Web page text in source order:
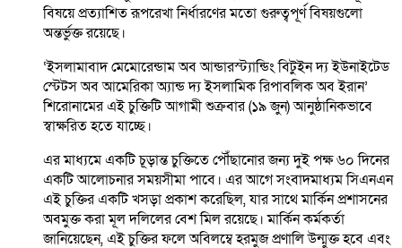
বিষয়ে প্রত্যাশিত রূপরেখা নির্ধারণের মতো গুরুত্বপূর্ণ বিষয়গুলো
অন্তর্ভুক্ত রয়েছে।
‘ইসলামাবাদ মেমোরেন্ডাম অব আন্ডারস্ট্যান্ডিং বিটুইন দ্য ইউনাইটেড
স্টেটস অব আমেরিকা অ্যান্ড দ্য ইসলামিক রিপাবলিক অব ইরান’
শিরোনামের এই চুক্তিটি আগামী শুক্রবার (১৯ জুন) আনুষ্ঠানিকভাবে
স্বাক্ষরিত হতে যাচ্ছে।
এর মাধ্যমে একটি চূড়ান্ত চুক্তিতে পৌঁছানোর জন্য দুই পক্ষ ৬০ দিনের
একটি আলোচনার সময়সীমা পাবে। এর আগে সংবাদমাধ্যম সিএনএন
এই চুক্তির একটি খসড়া প্রকাশ করেছিল, যার সাথে মার্কিন প্রশাসনের
অবমুক্ত করা মূল দলিলের বেশ মিল রয়েছে। মার্কিন কর্মকর্তা
জানিয়েছেন, এই চুক্তির ফলে অবিলম্বে হরমুজ প্রণালি উন্মুক্ত হবে এবং